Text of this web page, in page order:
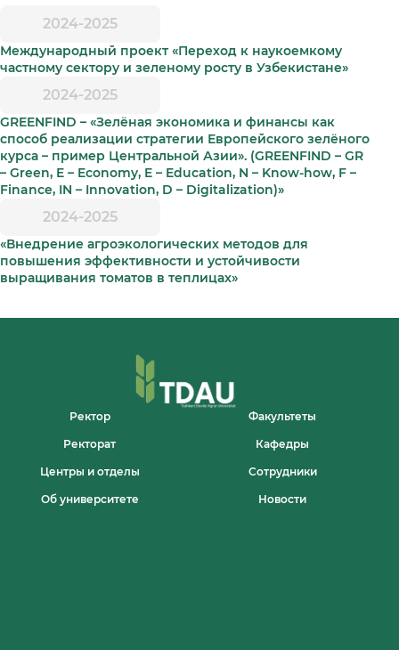
2024-2025
Международный проект «Переход к наукоемкому
частному сектору и зеленому росту в Узбекистане»
2024-2025
GREENFIND – «Зелёная экономика и финансы как
способ реализации стратегии Европейского зелёного
курса – пример Центральной Азии». (GREENFIND – GR
– Green, E – Economy, E – Education, N – Know-how, F –
Finance, IN – Innovation, D – Digitalization)»
2024-2025
«Внедрение агроэкологических методов для
повышения эффективности и устойчивости
выращивания томатов в теплицах»
Ректор Факультеты
Ректорат Кафедры
Центры и отделы Сотрудники
Об университете Новости